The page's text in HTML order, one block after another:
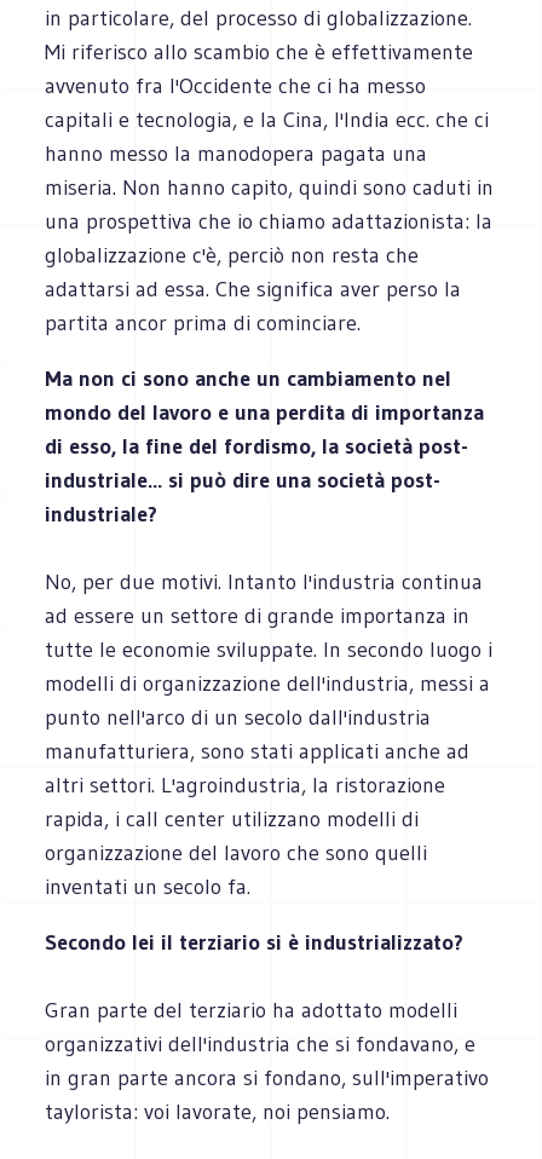
in particolare, del processo di globalizzazione.
Mi riferisco allo scambio che è effettivamente
avvenuto fra l'Occidente che ci ha messo
capitali e tecnologia, e la Cina, l'India ecc. che ci
hanno messo la manodopera pagata una
miseria. Non hanno capito, quindi sono caduti in
una prospettiva che io chiamo adattazionista: la
globalizzazione c'è, perciò non resta che
adattarsi ad essa. Che significa aver perso la
partita ancor prima di cominciare.
Ma non ci sono anche un cambiamento nel
mondo del lavoro e una perdita di importanza
di esso, la fine del fordismo, la società post-
industriale... si può dire una società post-
industriale?
No, per due motivi. Intanto l'industria continua
ad essere un settore di grande importanza in
tutte le economie sviluppate. In secondo luogo i
modelli di organizzazione dell'industria, messi a
punto nell'arco di un secolo dall'industria
manufatturiera, sono stati applicati anche ad
altri settori. L'agroindustria, la ristorazione
rapida, i call center utilizzano modelli di
organizzazione del lavoro che sono quelli
inventati un secolo fa.
Secondo lei il terziario si è industrializzato?
Gran parte del terziario ha adottato modelli
organizzativi dell'industria che si fondavano, e
in gran parte ancora si fondano, sull'imperativo
taylorista: voi lavorate, noi pensiamo.